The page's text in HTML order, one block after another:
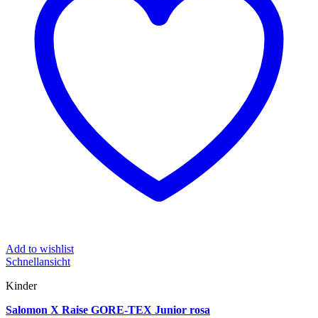
Add to wishlist
Schnellansicht
Kinder
Salomon X Raise GORE-TEX Junior rosa